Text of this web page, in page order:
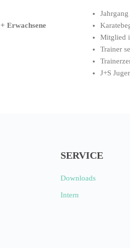
+ Erwachsene
Mitglied
Trainer
J+S
SERVICE
Downloads
Intern